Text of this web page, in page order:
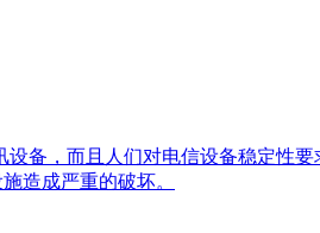
备，而且人们对电信设备稳定性
造成严重的破坏。